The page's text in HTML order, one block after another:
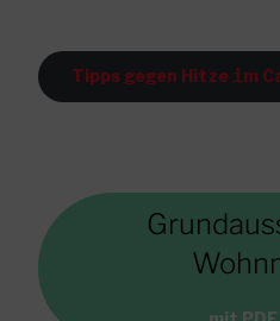
Tipps gegen Hitze im